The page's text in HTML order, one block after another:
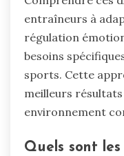
entraîneurs à
régulation
besoins
sports. Cette
meilleurs
environnement
Quels sont